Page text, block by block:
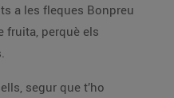
a les fleques Bonpreu
fruita, perquè els
segur que t’ho